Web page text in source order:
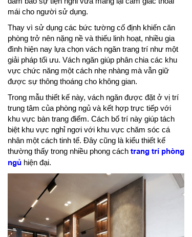
mái cho người sử dụng.
Thay vì sử dụng các bức tường cố định khiến căn
phòng trở nên nặng nề và thiếu linh hoạt, nhiều gia
đình hiện nay lựa chọn vách ngăn trang trí như một
giải pháp tối ưu. Vách ngăn giúp phân chia các khu
vực chức năng một cách nhẹ nhàng mà vẫn giữ
được sự thông thoáng cho không gian.
Trong mẫu thiết kế này, vách ngăn được đặt ở vị trí
trung tâm của phòng ngủ và kết hợp trực tiếp với
khu vực bàn trang điểm. Cách bố trí này giúp tách
biệt khu vực nghỉ ngơi với khu vực chăm sóc cá
nhân một cách tinh tế. Đây cũng là kiểu thiết kế
thường thấy trong nhiều phong cách trang trí phòng
ngủ hiện đại.